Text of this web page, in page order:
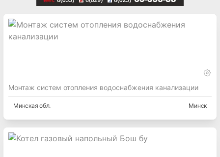
Монтаж систем отопления водоснабжения канализации
Минская обл. Минск